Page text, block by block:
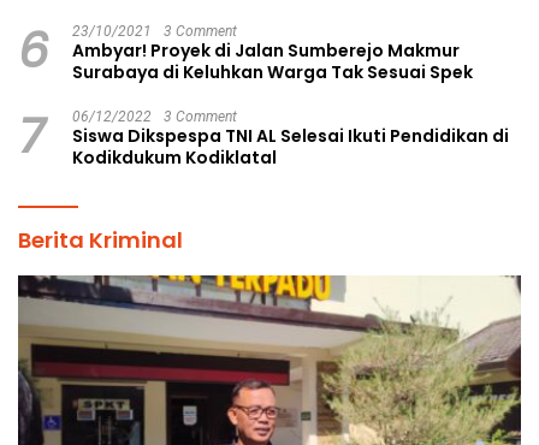
6 23/10/2021 3 Comment
Ambyar! Proyek di Jalan Sumberejo Makmur
Surabaya di Keluhkan Warga Tak Sesuai Spek
7 06/12/2022 3 Comment
Siswa Dikspespa TNI AL Selesai Ikuti Pendidikan di
Kodikdukum Kodiklatal
Berita Kriminal